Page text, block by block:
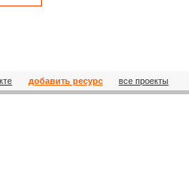
добавить ресурс все проекты